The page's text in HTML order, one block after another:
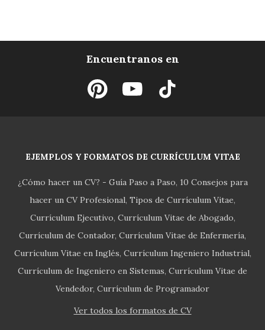
Encuentranos en
EJEMPLOS Y FORMATOS DE CURRÍCULUM VITAE
¿Cómo hacer un CV? - Guía Paso a Paso 10 Consejos para
hacer un CV Profesional Tipos de Currículum Vitae
Currículum Ejecutivo Currículum Vitae de Abogado
Currículum de Contador Currículum Vitae de Enfermería
Currículum Vitae en Inglés Currículum Ingeniero Industrial
Currículum de Ingeniero en Sistemas Currículum Vitae de
Vendedor Currículum de Programador
Ver todos los formatos de CV